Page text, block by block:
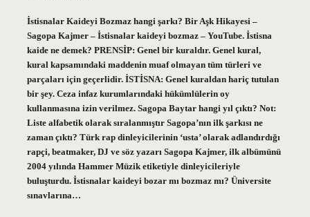
İstisnalar Kaideyi Bozmaz hangi şarkı? Bir Aşk Hikayesi –
Sagopa Kajmer – İstisnalar kaideyi bozmaz – YouTube. İstisna
kaide ne demek? PRENSİP: Genel bir kuraldır. Genel kural,
kural kapsamındaki maddenin muaf olmayan tüm türleri ve
parçaları için geçerlidir. İSTİSNA: Genel kuraldan hariç tutulan
bir şey. Ceza infaz kurumlarındaki hükümlülerin oy
kullanmasına izin verilmez. Sagopa Baytar hangi yıl çıktı? Not:
Liste alfabetik olarak sıralanmıştır Sagopa’nın ilk şarkısı ne
zaman çıktı? Türk rap dinleyicilerinin ‘usta’ olarak adlandırdığı
rapçi, beatmaker, DJ ve söz yazarı Sagopa Kajmer, ilk albümünü
2004 yılında Hammer Müzik etiketiyle dinleyicileriyle
buluşturdu. İstisnalar kaideyi bozar mı bozmaz mı? Üniversite
sınavlarına…